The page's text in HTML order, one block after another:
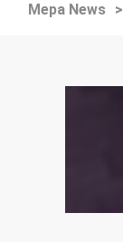
Mepa News >